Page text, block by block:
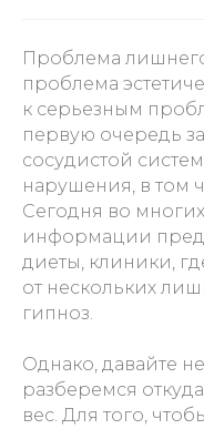
Проблема лишнего
проблема
к серьезным
первую очередь
сосудистой
нарушения, в том
Сегодня во
информации
диеты, клиники,
от нескольких
гипноз.
Однако, давайте
разберемся
вес. Для того,